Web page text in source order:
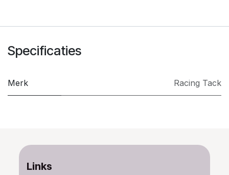
Specificaties
Merk ​Racing Tack
Links